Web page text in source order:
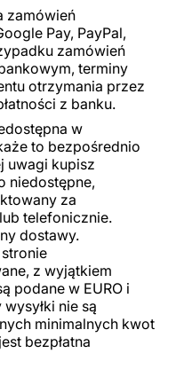
zamówień
Pay, PayPal,
zamówień
terminy
otrzymania przez
z banku.
w
to bezpośrednio
uwagi kupisz
niedostępne,
za
telefonicznie.
dostawy.
z wyjątkiem
podane w EURO i
nie są
minimalnych kwot
bezpłatna